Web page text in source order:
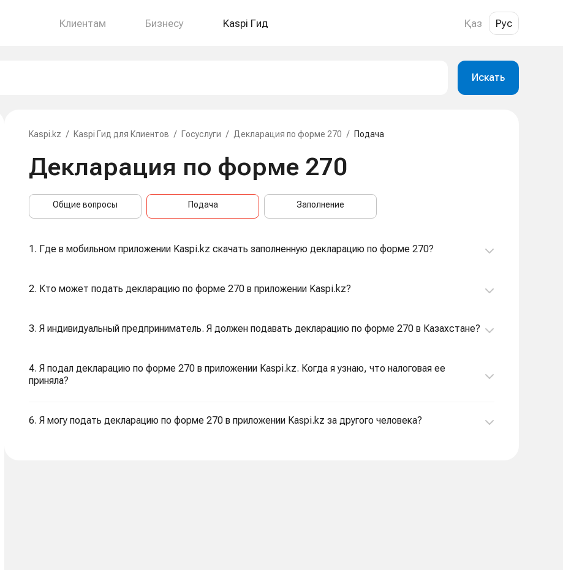
Клиентам Бизнесу Kaspi Гид Қаз Рус
Искать
Kaspi.kz / Kaspi Гид для Клиентов / Госуслуги / Декларация по форме 270 / Подача
Декларация по форме 270
Общие вопросы Подача Заполнение
1. Где в мобильном приложении Kaspi.kz скачать заполненную декларацию по форме 270?
2. Кто может подать декларацию по форме 270 в приложении Kaspi.kz?
3. Я индивидуальный предприниматель. Я должен подавать декларацию по форме 270 в Казахстане?
4. Я подал декларацию по форме 270 в приложении Kaspi.kz. Когда я узнаю, что налоговая ее
приняла?
6. Я могу подать декларацию по форме 270 в приложении Kaspi.kz за другого человека?